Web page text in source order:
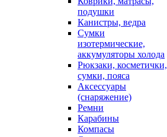
подушки
Канистры, ведра
Сумки
изотермические,
аккумуляторы холода
Рюкзаки, косметички,
сумки, пояса
Аксессуары
(снаряжение)
Ремни
Карабины
Компасы